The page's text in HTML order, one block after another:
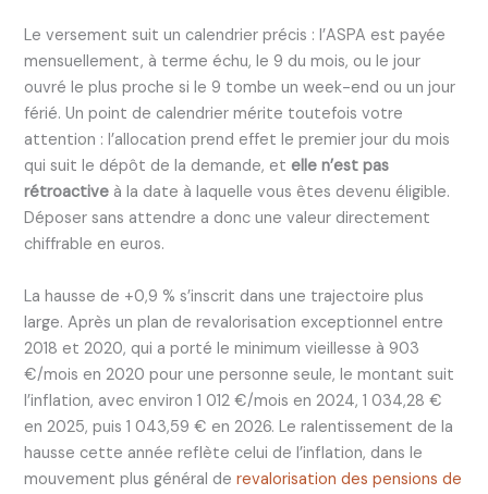
Le versement suit un calendrier précis : l’ASPA est payée
mensuellement, à terme échu, le 9 du mois, ou le jour
ouvré le plus proche si le 9 tombe un week-end ou un jour
férié. Un point de calendrier mérite toutefois votre
attention : l’allocation prend effet le premier jour du mois
qui suit le dépôt de la demande, etelle n’est pas
rétroactive à la date à laquelle vous êtes devenu éligible.
Déposer sans attendre a donc une valeur directement
chiffrable en euros.
La hausse de +0,9 % s’inscrit dans une trajectoire plus
large. Après un plan de revalorisation exceptionnel entre
2018 et 2020, qui a porté le minimum vieillesse à 903
€/mois en 2020 pour une personne seule, le montant suit
l’inflation, avec environ 1 012 €/mois en 2024, 1 034,28 €
en 2025, puis 1 043,59 € en 2026. Le ralentissement de la
hausse cette année reflète celui de l’inflation, dans le
mouvement plus général derevalorisation des pensions de